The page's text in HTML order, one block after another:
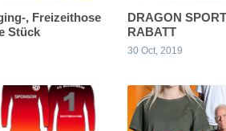
, Freizeithose
Stück
DRAGON
RABATT
30 Oct, 2019